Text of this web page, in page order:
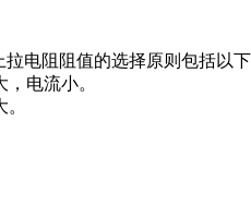
拉电阻阻值的选择原则包括
大，电流小。
大。